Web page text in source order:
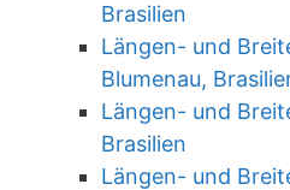
Brasilien
Längen- und
Blumenau,
Längen- und
Brasilien
Längen- und